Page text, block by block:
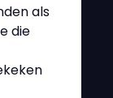
als
die